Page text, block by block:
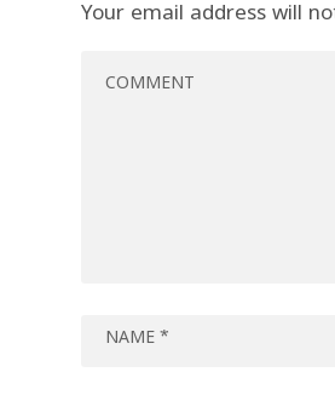
Your email address will